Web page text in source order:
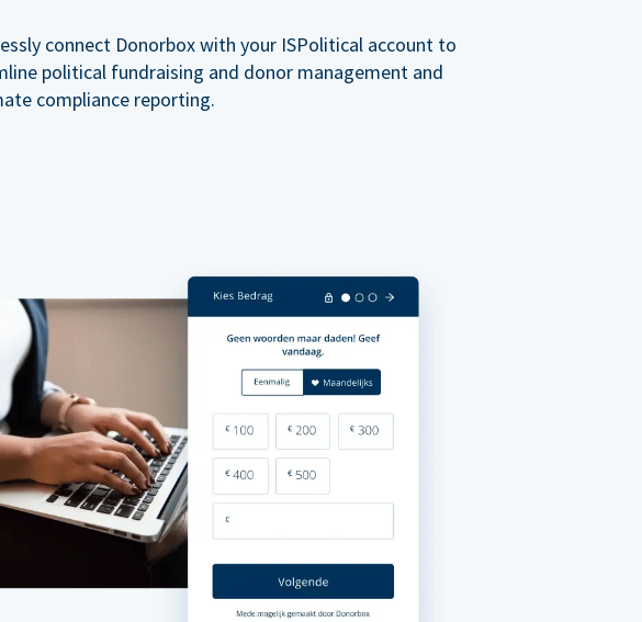
connect Donorbox with your ISPolitical account to
political fundraising and donor management and
compliance reporting.